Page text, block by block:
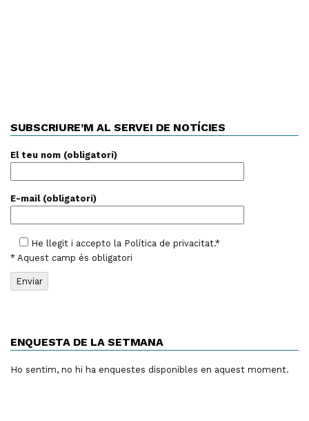
SUBSCRIURE’M AL SERVEI DE NOTÍCIES
El teu nom (obligatori)
E-mail (obligatori)
He llegit i accepto la Política de privacitat.*
* Aquest camp és obligatori
ENQUESTA DE LA SETMANA
Ho sentim, no hi ha enquestes disponibles en aquest moment.